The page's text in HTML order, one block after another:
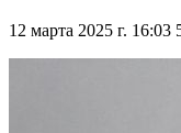
12 марта 2025 г. 16:03